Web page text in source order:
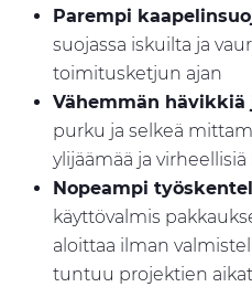
Parempi
suojassa iskuilta ja
toimitusketjun ajan
Vähemmän hävikkiä
purku ja selkeä
ylijäämää ja virheellisiä
Nopeampi
käyttövalmis
aloittaa ilman
tuntuu projektien